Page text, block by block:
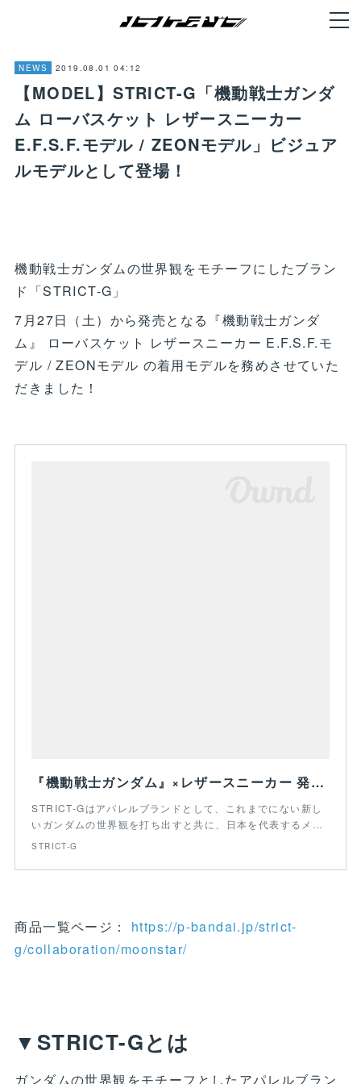
NEWS 2019.08.01 04:12
【MODEL】STRICT-G「機動戦士ガンダ
ム ローバスケット レザースニーカー
E.F.S.F.モデル / ZEONモデル」ビジュア
ルモデルとして登場！
機動戦士ガンダムの世界観をモチーフにしたブラン
ド「STRICT-G」
7月27日（土）から発売となる『機動戦士ガンダ
ム』 ローバスケット レザースニーカー E.F.S.F.モ
デル / ZEONモデル の着用モデルを務めさせていた
だきました！
『機動戦士ガンダム』×レザースニーカー 発売！｜STRICT-G
STRICT-Gはアパレルブランドとして、これまでにない新し
いガンダムの世界観を打ち出すと共に、日本を代表するメ…
STRICT-G
商品一覧ページ： https://p-bandai.jp/strict-
g/collaboration/moonstar/
▼STRICT-Gとは
ガンダムの世界観をモチーフとしたアパレルブラン